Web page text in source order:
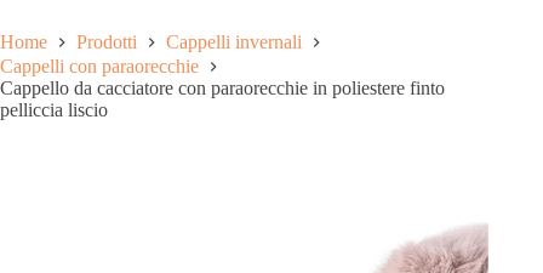
Home Prodotti
Cappelli invernali
Cappelli con paraorecchie
Cappello da cacciatore con paraorecchie in poliestere finto
pelliccia liscio